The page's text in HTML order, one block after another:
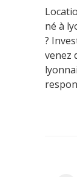
né à
?
venez